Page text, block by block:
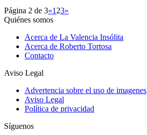
Página 2 de 3«1 23»
Quiénes somos
Acerca de La Valencia Insólita
Acerca de Roberto Tortosa
Contacto
Aviso Legal
Advertencia sobre el uso de imagenes
Aviso Legal
Política de privacidad
Síguenos